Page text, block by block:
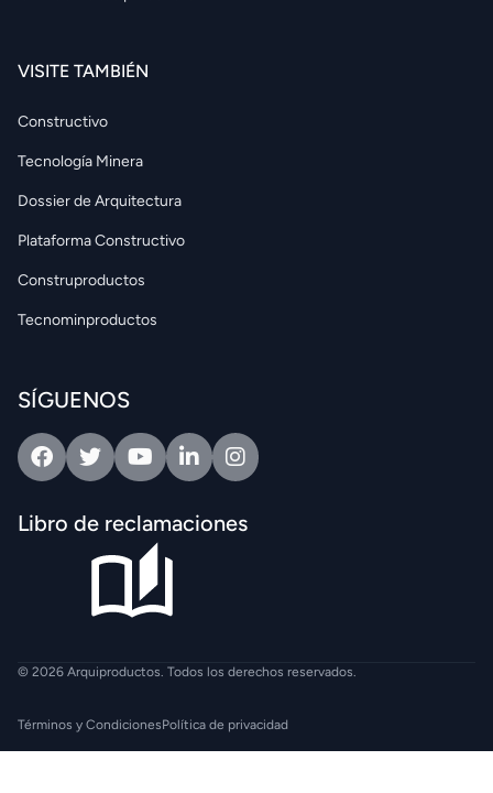
VISITE TAMBIÉN
Constructivo
Tecnología Minera
Dossier de Arquitectura
Plataforma Constructivo
Construproductos
Tecnominproductos
SÍGUENOS
FacebookTwitterYoutubeLinkedinIntagram
Libro de reclamaciones
© 2026 Arquiproductos. Todos los derechos reservados.
Términos y CondicionesPolítica de privacidad